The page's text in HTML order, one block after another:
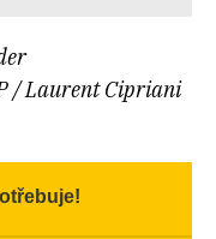
/ Laurent Cipriani